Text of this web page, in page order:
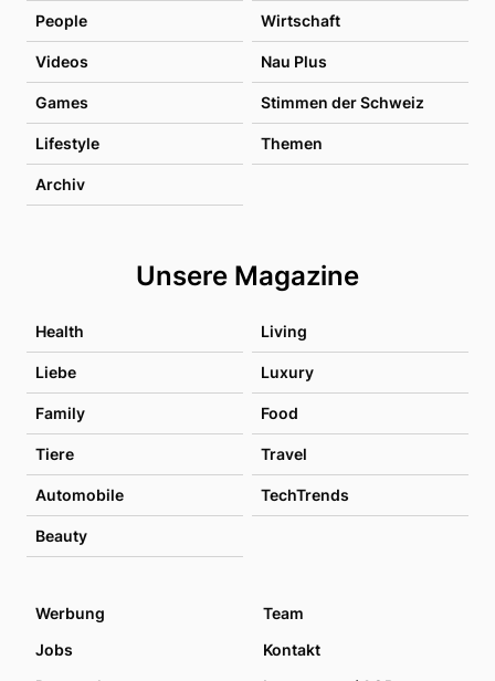
People Wirtschaft
Videos Nau Plus
Games Stimmen der Schweiz
Lifestyle Themen
Archiv
Unsere Magazine
Health Living
Liebe Luxury
Family Food
Tiere Travel
Automobile TechTrends
Beauty
Werbung
Team
Jobs
Kontakt